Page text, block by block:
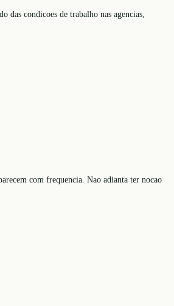
condicoes de trabalho nas agencias,
com frequencia. Nao adianta ter nocao